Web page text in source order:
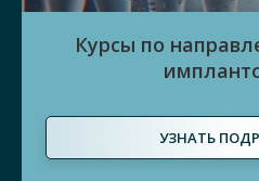
Курсы по
УЗНАТЬ